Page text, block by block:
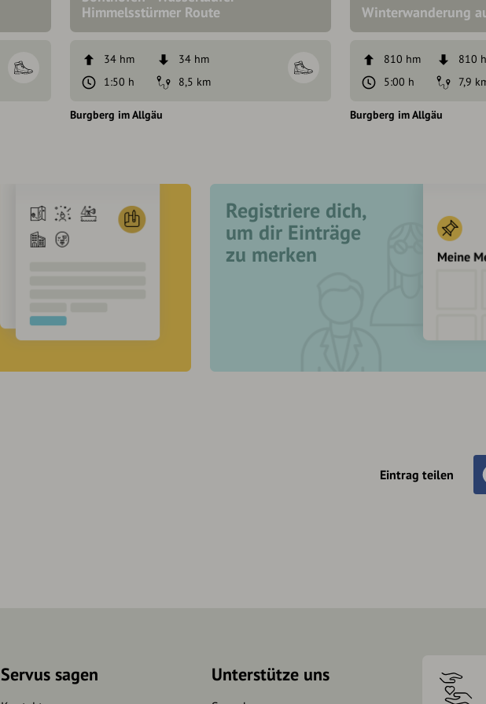
Himmelsstürmer Route
34 hm
34 hm
1:50 h
8,5 km
Burgberg im Allgäu
Winterwanderung
810 hm
810
5:00 h
7,9
Burgberg im Allgäu
Registriere dich,
um dir Einträge
zu merken
Eintrag teilen
Servus sagen Unterstütze uns